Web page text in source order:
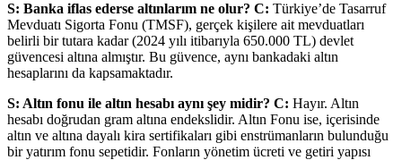
S: Banka iflas ederse altınlarım ne olur? C: Türkiye’de Tasarruf
Mevduatı Sigorta Fonu (TMSF), gerçek kişilere ait mevduatları
belirli bir tutara kadar (2024 yılı itibarıyla 650.000 TL) devlet
güvencesi altına almıştır. Bu güvence, aynı bankadaki altın
hesaplarını da kapsamaktadır.
S: Altın fonu ile altın hesabı aynı şey midir? C: Hayır. Altın
hesabı doğrudan gram altına endekslidir. Altın Fonu ise, içerisinde
altın ve altına dayalı kira sertifikaları gibi enstrümanların bulunduğu
bir yatırım fonu sepetidir. Fonların yönetim ücreti ve getiri yapısı